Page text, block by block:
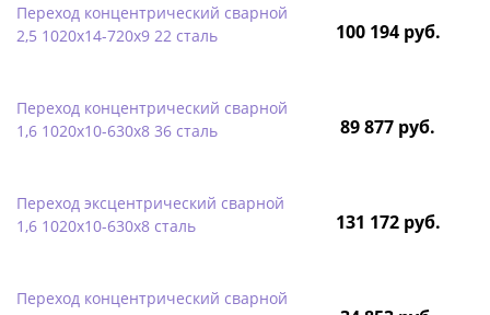
Переход концентрический сварной
2,5 1020х14-720х9 22 сталь
100 194 руб.
Переход концентрический сварной
1,6 1020х10-630х8 36 сталь
89 877 руб.
Переход эксцентрический сварной
1,6 1020х10-630х8 сталь
131 172 руб.
Переход концентрический сварной